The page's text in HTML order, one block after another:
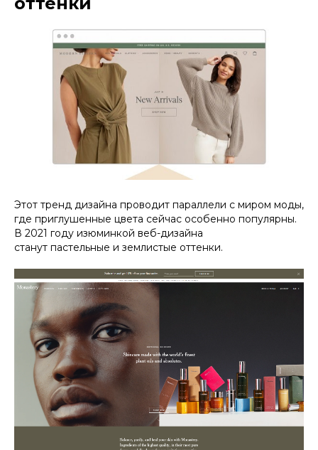
Этот тренд дизайна проводит параллели с миром моды,
где приглушенные цвета сейчас особенно популярны.
В 2021 году изюминкой веб-дизайна
станут пастельные и землистые оттенки.